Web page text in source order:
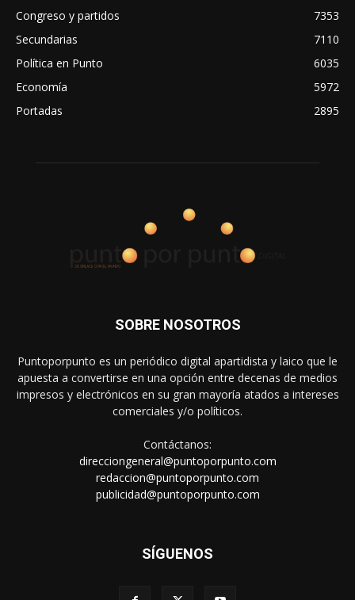
Congreso y partidos
7353
Secundarias
7110
Política en Punto
6035
Economía
5972
Portadas
2895
SOBRE NOSOTROS
Puntoporpunto es un periódico digital apartidista y laico que le
apuesta a convertirse en una opción entre decenas de medios
impresos y electrónicos en su gran mayoría atados a intereses
comerciales y/o políticos.
Contáctanos:
direcciongeneral@puntoporpunto.com
redaccion@puntoporpunto.com
publicidad@puntoporpunto.com
SÍGUENOS